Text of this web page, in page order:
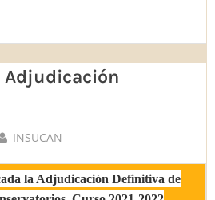
Adjudicación
By
INSUCAN
la Adjudicación Definitiva de